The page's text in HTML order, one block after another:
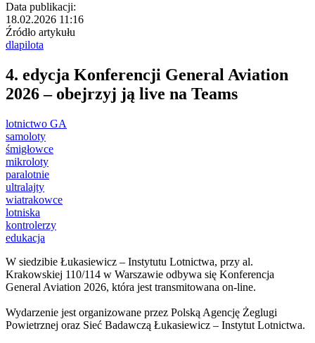
Data publikacji:
18.02.2026 11:16
Źródło artykułu
dlapilota
4. edycja Konferencji General Aviation
2026 – obejrzyj ją live na Teams
lotnictwo GA
samoloty
śmigłowce
mikroloty
paralotnie
ultralajty
wiatrakowce
lotniska
kontrolerzy
edukacja
W siedzibie Łukasiewicz – Instytutu Lotnictwa, przy al.
Krakowskiej 110/114 w Warszawie odbywa się Konferencja
General Aviation 2026, która jest transmitowana on-line.
Wydarzenie jest organizowane przez Polską Agencję Żeglugi
Powietrznej oraz Sieć Badawczą Łukasiewicz – Instytut Lotnictwa.